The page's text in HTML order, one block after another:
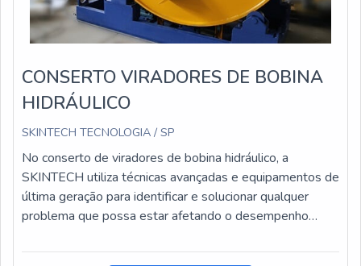
CONSERTO VIRADORES DE BOBINA
HIDRÁULICO
SKINTECH TECNOLOGIA / SP
No conserto de viradores de bobina hidráulico, a
SKINTECH utiliza técnicas avançadas e equipamentos de
última geração para identificar e solucionar qualquer
problema que possa estar afetando o desempenho